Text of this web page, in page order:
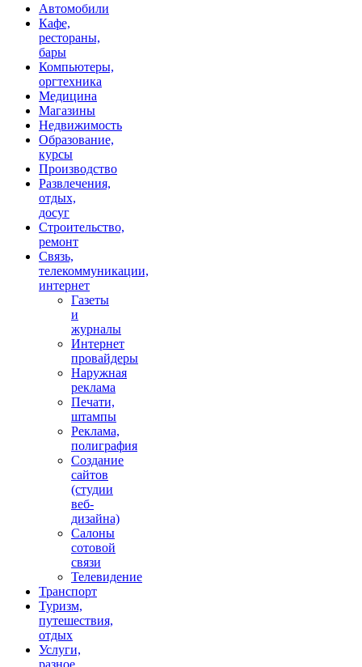
Автомобили
Кафе,
рестораны,
бары
Компьютеры,
оргтехника
Медицина
Магазины
Недвижимость
Образование,
курсы
Производство
Развлечения,
отдых,
досуг
Строительство,
ремонт
Связь,
телекоммуникации,
интернет
Газеты
и
журналы
Интернет
провайдеры
Наружная
реклама
Печати,
штампы
Реклама,
полиграфия
Создание
сайтов
(студии
веб-
дизайна)
Салоны
сотовой
связи
Телевидение
Транспорт
Туризм,
путешествия,
отдых
Услуги,
разное